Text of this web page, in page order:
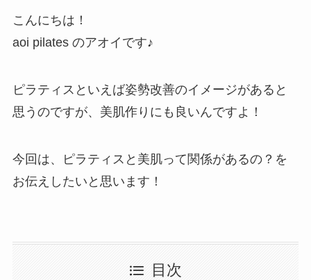
こんにちは！
aoi pilates のアオイです♪
ピラティスといえば姿勢改善のイメージがあると
思うのですが、美肌作りにも良いんですよ！
今回は、ピラティスと美肌って関係があるの？を
お伝えしたいと思います！
目次